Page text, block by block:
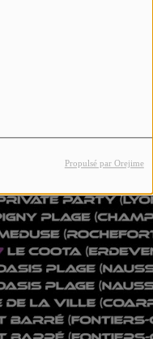
Propulsé par Orejime